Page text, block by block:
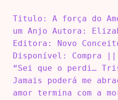
Titulo: A força do
um Anjo Autora:
Editora: Novo
Disponível: Compra
“Sei que o perdi…
Jamais poderá me
amor termina com a